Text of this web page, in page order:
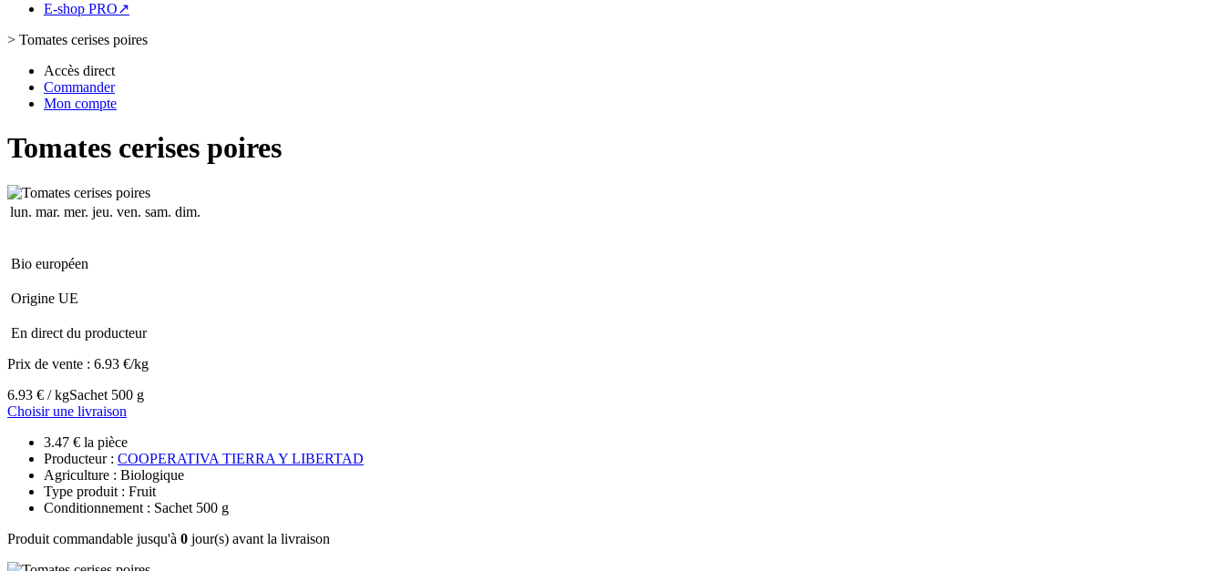
E-shop PRO↗
> Tomates cerises poires
Accès direct
Commander
Mon compte
Tomates cerises poires
lun. mar. mer. jeu. ven. sam. dim.
Bio européen
Origine UE
En direct du producteur
Prix de vente : 6.93 €/kg
6.93 € / kgSachet 500 g
Choisir une livraison
3.47 € la pièce
Producteur : COOPERATIVA TIERRA Y LIBERTAD
Agriculture : Biologique
Type produit : Fruit
Conditionnement : Sachet 500 g
Produit commandable jusqu'à 0 jour(s) avant la livraison